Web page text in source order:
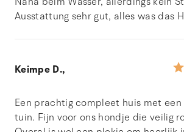
Ausstattung sehr gut, alles was das
Keimpe D.,
Een prachtig compleet huis met
tuin. Fijn voor ons hondje die veilig